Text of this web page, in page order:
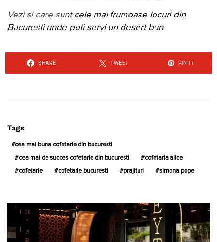
Vezi si care sunt cele mai frumoase locuri din
Bucuresti unde poti servi un desert bun
SHARE TWEET PIN IT
Tags
cea mai buna cofetarie din bucuresti
cea mai de succes cofetarie din bucuresti cofetaria alice
cofetarie cofetarie bucuresti prajituri simona pope